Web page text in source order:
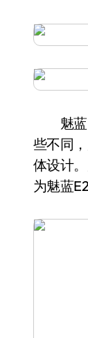
魅蓝
些不同
体设计
为魅蓝